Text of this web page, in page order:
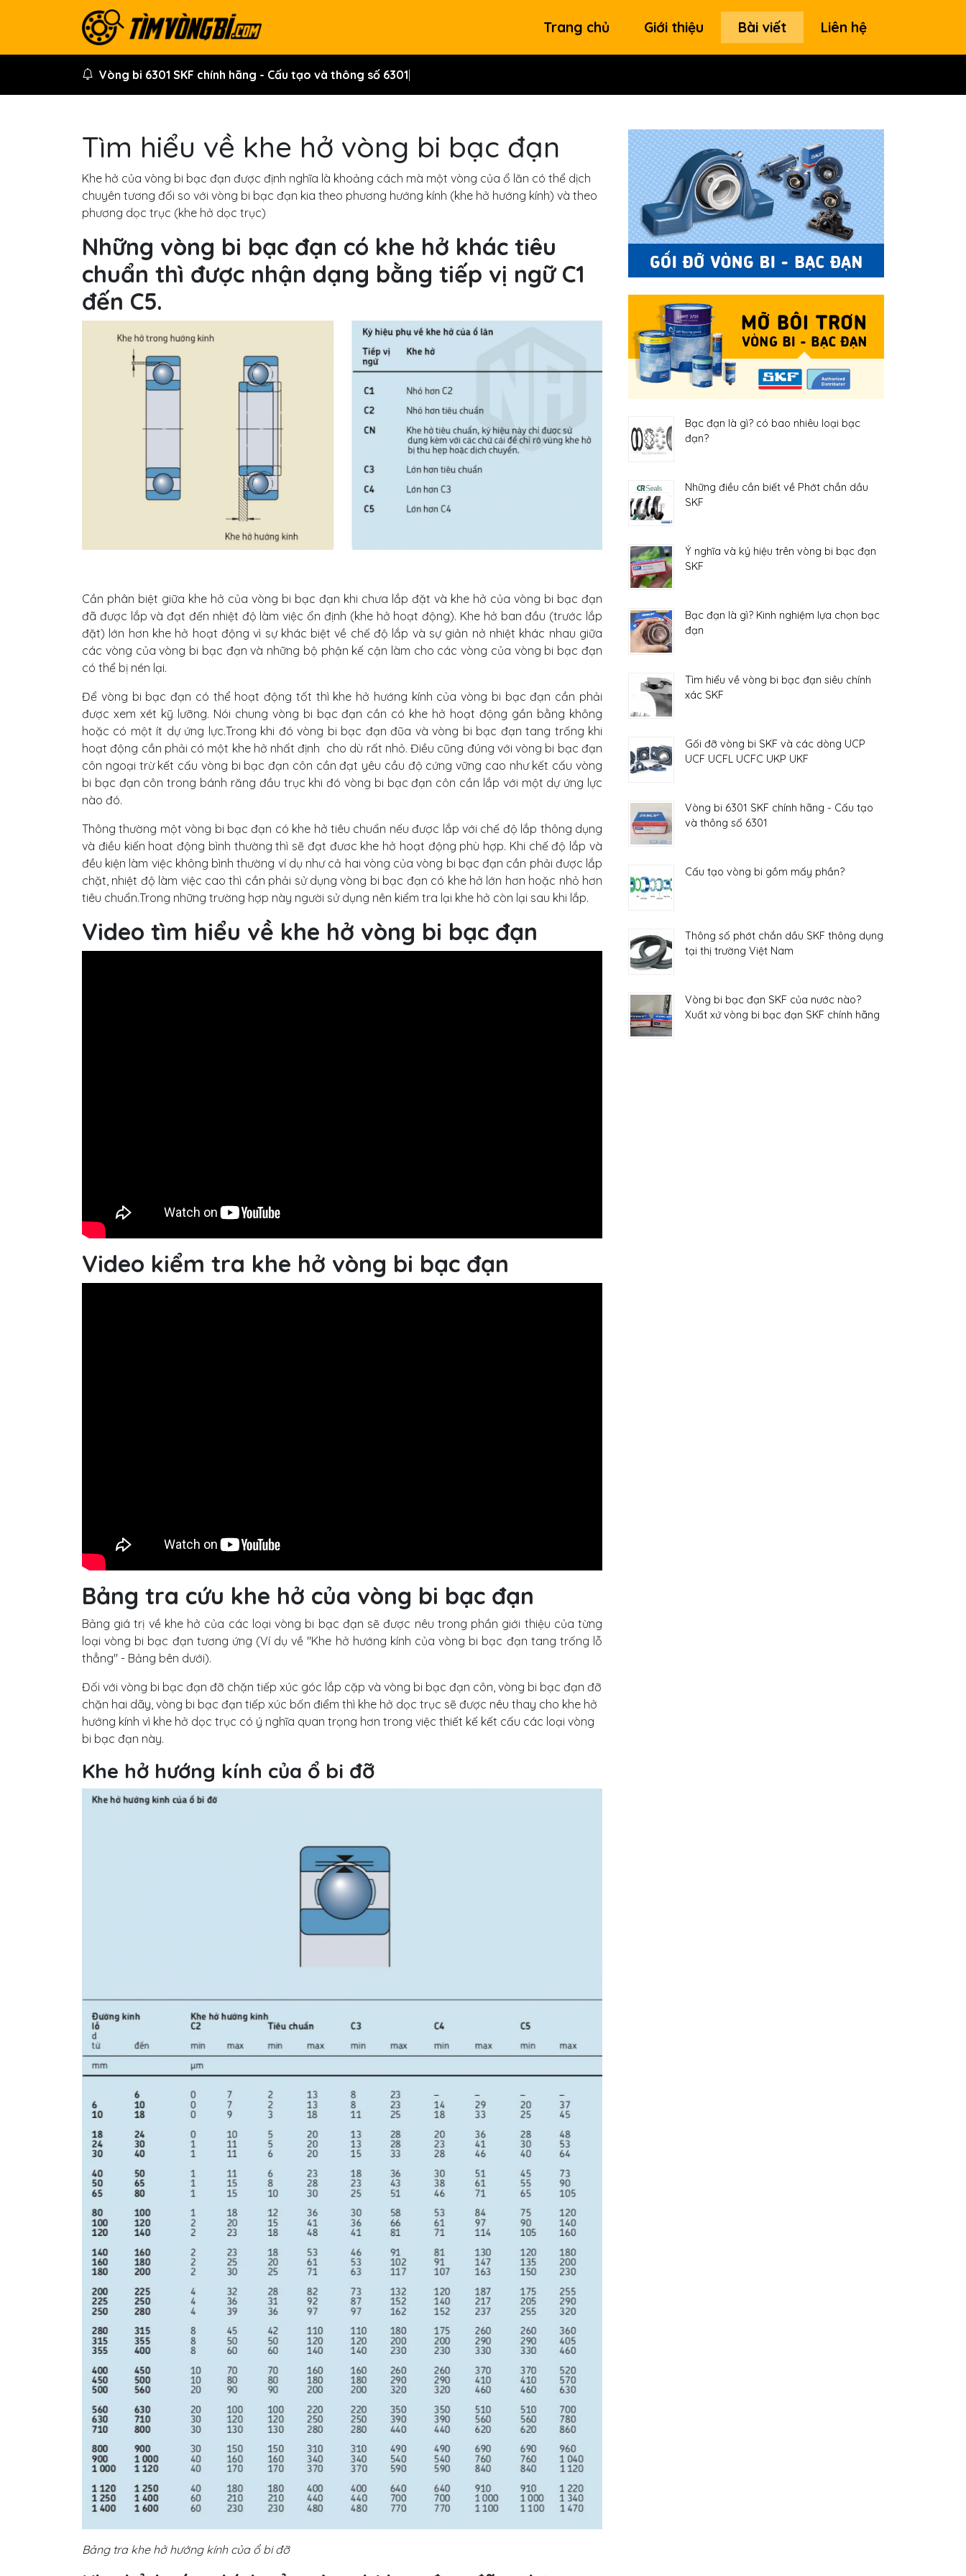
Trang chủ Giới thiệu Bài viết Liên hệ
Vòng bi 6301 SKF chính hãng - Cấu t|
Tìm hiểu về khe hở vòng bi bạc đạn
Khe hở của vòng bi bạc đạn được định nghĩa là khoảng cách mà một vòng của ổ lăn có thể dịch
chuyên tương đối so với vòng bi bạc đạn kia theo phương hướng kính (khe hở hướng kính) và theo
phương dọc trục (khe hở dọc trục)
Những vòng bi bạc đạn có khe hở khác tiêu
chuẩn thì được nhận dạng bằng tiếp vị ngữ C1
đến C5.
Cần phân biệt giữa khe hở của vòng bi bạc đạn khi chưa lắp đặt và khe hở của vòng bi bạc đạn
đã được lắp và đạt đến nhiệt độ làm việc ổn định (khe hở hoạt động). Khe hở ban đầu (trước lắp
đặt) lớn hơn khe hở hoạt động vì sự khác biệt về chế độ lắp và sự giản nở nhiệt khác nhau giữa
các vòng của vòng bi bạc đạn và những bộ phận kế cận làm cho các vòng của vòng bi bạc đạn
có thể bị nén lại.
Để vòng bi bạc đạn có thể hoạt động tốt thì khe hở hướng kính của vòng bi bạc đạn cần phải
được xem xét kỹ lưỡng. Nói chung vòng bi bạc đạn cần có khe hở hoạt động gần bằng không
hoặc có một ít dự ứng lực.Trong khi đó vòng bi bạc đạn đũa và vòng bi bạc đạn tang trống khi
hoạt động cần phải có một khe hở nhất định cho dù rất nhỏ. Điều cũng đúng với vòng bi bạc đạn
côn ngoại trừ kết cấu vòng bi bạc đạn côn cần đạt yêu cầu độ cứng vững cao như kết cấu vòng
bi bạc đạn côn trong bánh răng đầu trục khi đó vòng bi bạc đạn côn cần lắp với một dự ứng lực
nào đó.
Thông thường một vòng bi bạc đạn có khe hở tiêu chuẩn nếu được lắp với chế độ lắp thông dụng
và điều kiến hoat động bình thường thì sẽ đạt đươc khe hở hoạt động phù hợp. Khi chế độ lắp và
đều kiện làm việc không bình thường ví dụ như cả hai vòng của vòng bi bạc đạn cần phải được lắp
chặt, nhiệt độ làm việc cao thì cần phải sử dụng vòng bi bạc đạn có khe hở lớn hơn hoặc nhỏ hơn
tiêu chuẩn.Trong những trường hợp này người sử dụng nên kiểm tra lại khe hở còn lại sau khi lắp.
Video tìm hiểu về khe hở vòng bi bạc đạn
Video kiểm tra khe hở vòng bi bạc đạn
Bảng tra cứu khe hở của vòng bi bạc đạn
Bảng giá trị về khe hở của các loại vòng bi bạc đạn sẽ được nêu trong phần giới thiệu của từng
loại vòng bi bạc đạn tương ứng (Ví dụ về "Khe hở hướng kính của vòng bi bạc đạn tang trống lỗ
thẳng" - Bảng bên dưới).
Đối với vòng bi bạc đạn đỡ chặn tiếp xúc góc lắp cặp và vòng bi bạc đạn côn, vòng bi bạc đạn đỡ
chặn hai dãy, vòng bi bạc đạn tiếp xúc bốn điểm thì khe hở dọc trục sẽ được nêu thay cho khe hở
hướng kính vì khe hở dọc trục có ý nghĩa quan trọng hơn trong việc thiết kế kết cấu các loại vòng
bi bạc đạn này.
Khe hở hướng kính của ổ bi đỡ
Bảng tra khe hở hướng kính của ổ bi đỡ
Bạc đạn là gì? có bao nhiêu loại bạc
đạn?
Những điều cần biết về Phớt chắn dầu
SKF
Ý nghĩa và ký hiệu trên vòng bi bạc đạn
SKF
Bạc đạn là gì? Kinh nghiệm lựa chọn bạc
đạn
Tìm hiểu về vòng bi bạc đạn siêu chính
xác SKF
Gối đỡ vòng bi SKF và các dòng UCP
UCF UCFL UCFC UKP UKF
Vòng bi 6301 SKF chính hãng - Cấu tạo
và thông số 6301
Cấu tạo vòng bi gồm mấy phần?
Thông số phớt chắn dầu SKF thông dụng
tại thị trường Việt Nam
Vòng bi bạc đạn SKF của nước nào?
Xuất xứ vòng bi bạc đạn SKF chính hãng